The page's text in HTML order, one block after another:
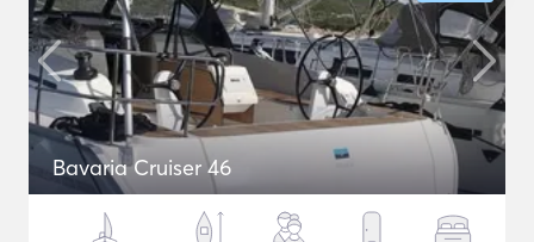
Bavaria Cruiser 46